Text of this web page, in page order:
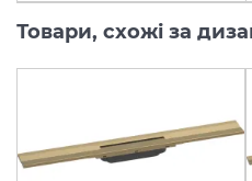
Товари, схожі за